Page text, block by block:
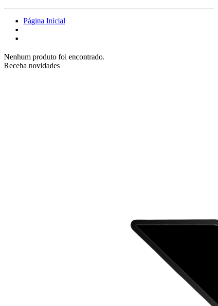
Página Inicial
Nenhum produto foi encontrado.
Receba novidades